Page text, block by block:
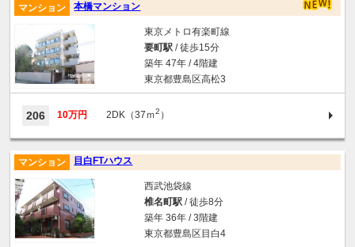
本橋マンション
マンション
東京メトロ有楽町線
要町駅/ 徒歩15分
築年 47年 / 4階建
東京都豊島区高松3
206 10万円 2DK（37ｍ2 ）
目白FTハウス
マンション
西武池袋線
椎名町駅/ 徒歩8分
築年 36年 / 3階建
東京都豊島区目白4